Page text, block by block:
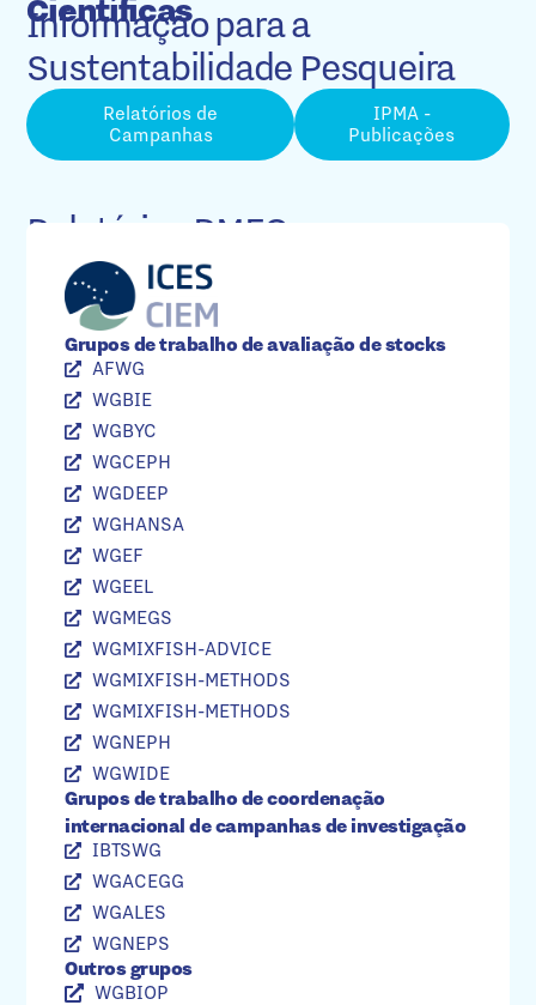
Científicas
Informação para a
Sustentabilidade Pesqueira
Relatórios de
Campanhas
IPMA -
Publicações
Relatórios RMFOs
Grupos de trabalho de avaliação de stocks
AFWG
WGBIE
WGBYC
WGCEPH
WGDEEP
WGHANSA
WGEF
WGEEL
WGMEGS
WGMIXFISH-ADVICE
WGMIXFISH-METHODS
WGMIXFISH-METHODS
WGNEPH
WGWIDE
Grupos de trabalho de coordenação
internacional de campanhas de investigação
IBTSWG
WGACEGG
WGALES
WGNEPS
Outros grupos
WGBIOP